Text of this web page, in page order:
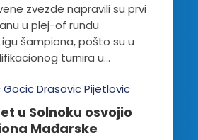
zvezde napravili su prvi
u plej-of rundu
šampiona, pošto su u
turnira u...
u Solnoku osvojio
Mađarske